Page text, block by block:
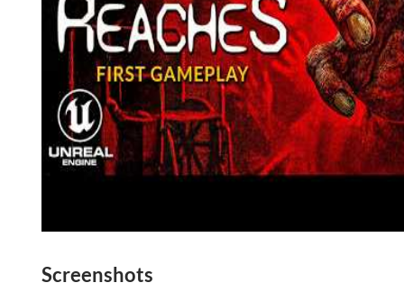
Screenshots